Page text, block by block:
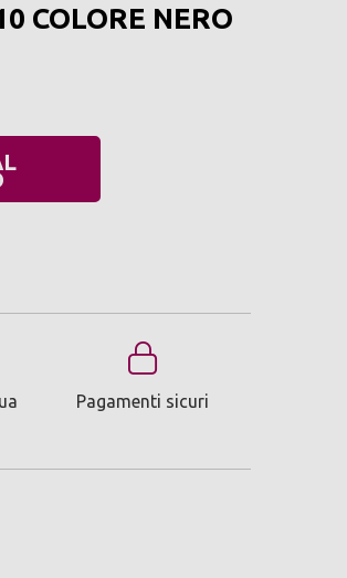
COLORE NERO
Pagamenti sicuri